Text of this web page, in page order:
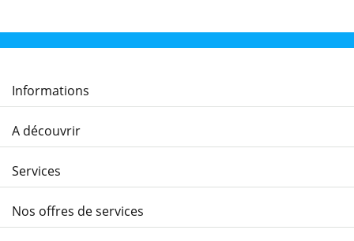
Informations
A découvrir
Services
Nos offres de services